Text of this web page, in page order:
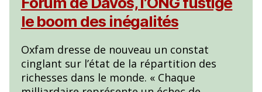
le boom des inégalités
Oxfam dresse de nouveau un constat
cinglant sur l’état de la répartition des
richesses dans le monde. « Chaque